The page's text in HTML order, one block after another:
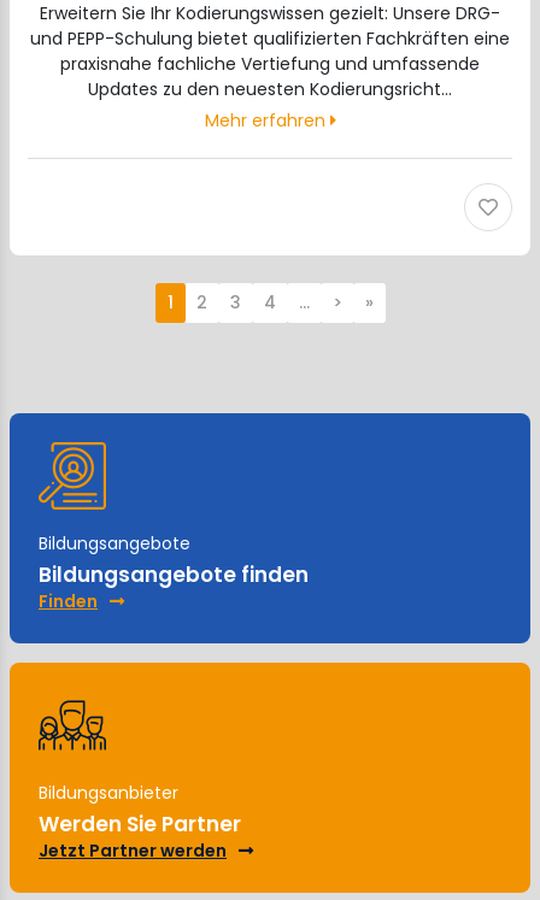
Erweitern Sie Ihr Kodierungswissen gezielt: Unsere DRG-
und PEPP-Schulung bietet qualifizierten Fachkräften eine
praxisnahe fachliche Vertiefung und umfassende
Updates zu den neuesten Kodierungsricht…
Mehr erfahren
1 2 3 4 … > »
Bildungsangebote
Bildungsangebote finden
Finden
Bildungsanbieter
Werden Sie Partner
Jetzt Partner werden